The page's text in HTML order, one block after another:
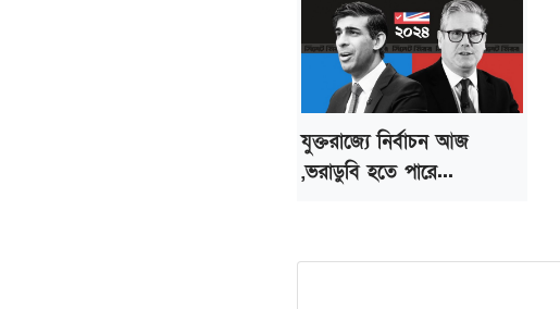
যুক্তরাজ্যে নির্বাচন আজ
,ভরাডুবি হতে পারে...